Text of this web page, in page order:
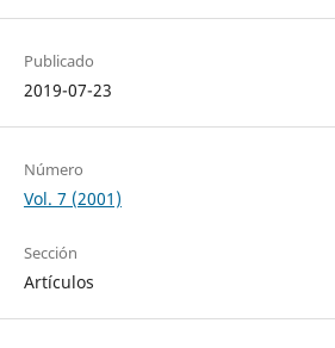
Publicado
2019-07-23
Número
Vol. 7 (2001)
Sección
Artículos